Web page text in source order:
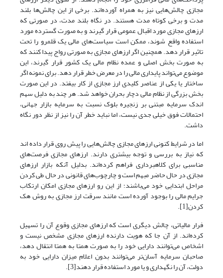
مجازی چالش‌هایی نیز به همراه آورده‌‌‌‌‌اند. برخی از این چالش‌ها بلند
مدت و برخی کوتاه مدت هستند. در نگاه بلند مدت، در صورتی که
ارزهای مجازی مورد اقبال عمومی قرار گیرند و به صورت گسترده مورد
استفاده واقع شوند، ممکن است سیاست‌های مالی یک قلمرو را تحت
تاثیر قرار دهد. همچنین اگر ارزهای مجازی به صورتی رواج پیدا کنند که
به صورت بخش اصلی و عمده نظام مالی یک کشور قرار گیرند، این
موضوع‌ می‌تواند پایداری مالی را در معرض خطر قرار دهد. برای نمونه اگر
ساختار یا یکی از عناصر کلیدی ارز مجازی از کار بیفتد. در این صورت
بخش بزرگی از نظام مالی دچار بحران خواهد شد. هر چند به دلیل سهم
اندک سرمایه مبتنی بر زنجیره بلوک نسبت به سرمایه بازار جهانی،
احتمالات فوق خیلی جدی نیست، اما نباید خطر آن را نیز از نظر دور نگاه
داشت.
اما در شرایط کنونی ارزهای مجازی چالش‌هایی را پیش روی قرار داده اند
که نیاز به بررسی و توجه بیشتری دارند. ارزهای مجازی فرصت‌های
مناسبی برای کلاهبرداری فراهم کرده‌‌‌‌‌اند. بدلیل آنکه بازار ارزهای
مجازی در حال حاضر مبهم است و چارچوب‌های قانونی در حال طی کردن
مراحل ابتدایی خود‌ می‌باشند؛ از این رو ارزهای مجازی امکان ارتکاب
جرایم مالی را بوجود آورده است مانند سرقت ارز مجازی به روش هک
کردن[1].
فرار مالیاتی، چالش دیگری است که ارزهای مجازی وقوع آن را تسهیل
کرده‌‌‌‌‌اند. از آن جا که هویت دارنده ارزهای مجازی مشخص نیست و
اشخاص‌ می‌توانند دارایی خود را به صورت همتا به همتا انتقال دهد،
صاحبان سرمایه آسان‌‌‌‌تر می‌توانند بدون اعلام میزان دارایی خود به
دولت، آن را نگهداری و یا مورد استفاده قرار دهند[3].